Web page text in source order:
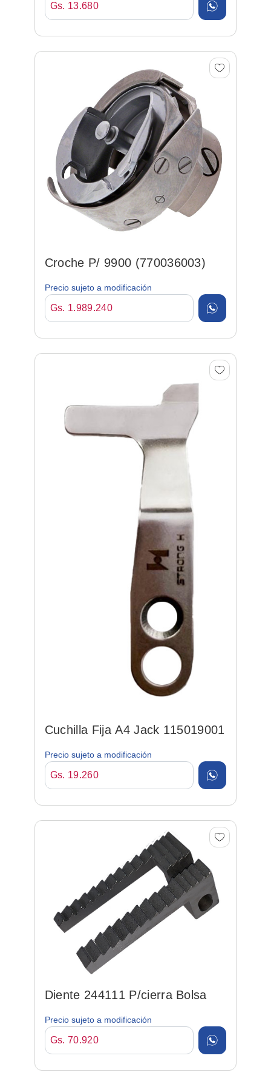
Gs. 13.680
Croche P/ 9900 (770036003)
Precio sujeto a modificación
Gs. 1.989.240
Cuchilla Fija A4 Jack 115019001
Precio sujeto a modificación
Gs. 19.260
Diente 244111 P/cierra Bolsa
Precio sujeto a modificación
Gs. 70.920